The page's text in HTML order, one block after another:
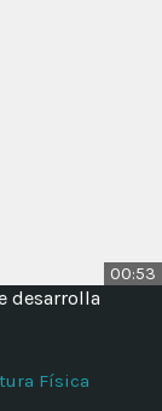
00:53
desarrolla
Física